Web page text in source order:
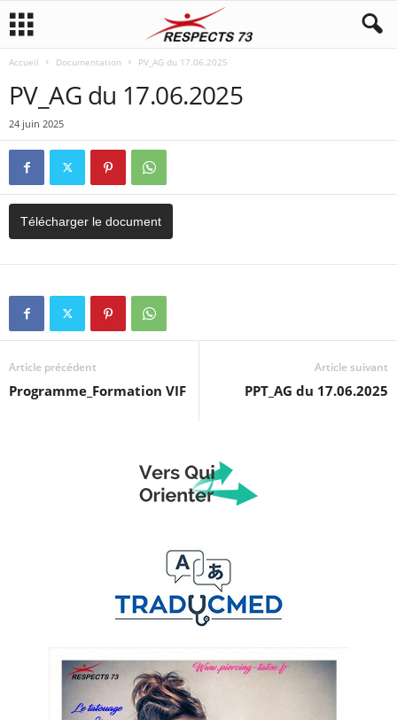
Accueil Documentation PV_AG du 17.06.2025
PV_AG du 17.06.2025
24 juin 2025
Télécharger le document
Article précédent
Programme_Formation VIF
Article suivant
PPT_AG du 17.06.2025